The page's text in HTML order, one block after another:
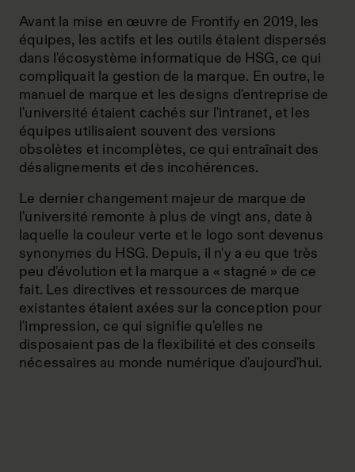
Avant la mise en œuvre de Frontify en 2019, les
équipes, les actifs et les outils étaient dispersés
dans l'écosystème informatique de HSG, ce qui
compliquait la gestion de la marque. En outre, le
manuel de marque et les designs d'entreprise de
l'université étaient cachés sur l'intranet, et les
équipes utilisaient souvent des versions
obsolètes et incomplètes, ce qui entraînait des
désalignements et des incohérences.
Le dernier changement majeur de marque de
l'université remonte à plus de vingt ans, date à
laquelle la couleur verte et le logo sont devenus
synonymes du HSG. Depuis, il n'y a eu que très
peu d'évolution et la marque a « stagné » de ce
fait. Les directives et ressources de marque
existantes étaient axées sur la conception pour
l'impression, ce qui signifie qu'elles ne
disposaient pas de la flexibilité et des conseils
nécessaires au monde numérique d'aujourd'hui.